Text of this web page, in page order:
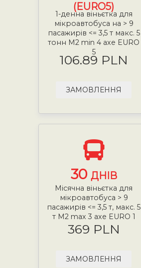
(EURO5)
1-денна віньєтка для
мікроавтобуса на > 9
пасажирів <= 3,5 т макс. 5
тонн М2 min 4 axe EURO
5
106.89 PLN
ЗАМОВЛЕННЯ
30 ДНІВ
Місячна віньєтка для
мікроавтобуса > 9
пасажирів <= 3,5 т, макс. 5
т М2 max 3 axe EURO 1
369 PLN
ЗАМОВЛЕННЯ